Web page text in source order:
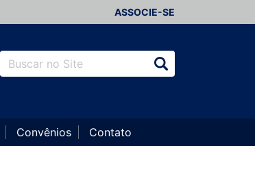
ASSOCIE-SE
Convênios Contato